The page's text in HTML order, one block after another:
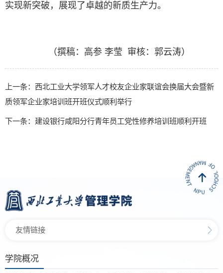
实现新突破，展现了卓越的新质生产力。
（撰稿：高参 李莹 审核：郭云涛）
上一条：西北工业大学领军人才校友企业家联谊会换届大会暨新
质领军企业家培训班开班仪式顺利举行
下一条：建设银行咸阳分行青年员工党性修养培训班顺利开班
友情链接
学院概况